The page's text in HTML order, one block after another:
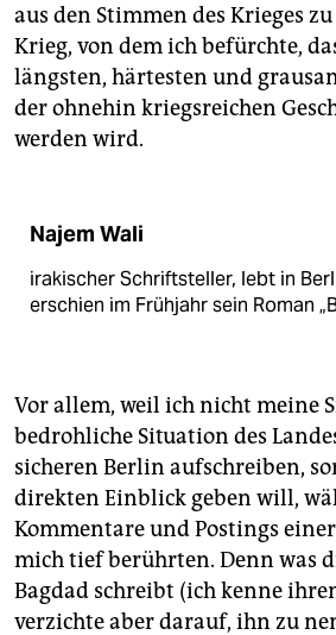
aus den Stimmen des Krieges
Krieg, von dem ich befürchte,
längsten, härtesten und
der ohnehin kriegsreichen
werden wird.
Najem Wali
irakischer Schriftsteller, lebt in
erschien im Frühjahr sein Roman
Vor allem, weil ich nicht meine
bedrohliche Situation des
sicheren Berlin aufschreiben,
direkten Einblick geben will,
Kommentare und Postings
mich tief berührten. Denn was
Bagdad schreibt (ich kenne
verzichte aber darauf, ihn zu